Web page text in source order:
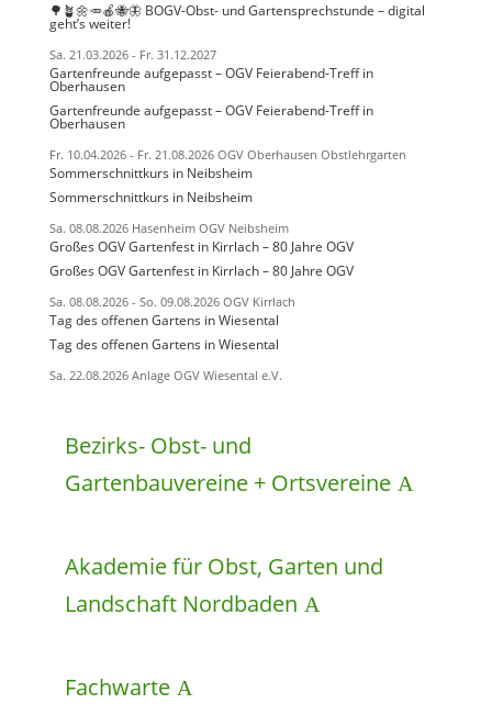
🌳🪴🌼🥕🍎🐝🦋 BOGV-Obst- und Gartensprechstunde – digital
geht’s weiter!
Sa. 21.03.2026- Fr. 31.12.2027
Gartenfreunde aufgepasst – OGV Feierabend-Treff in
Oberhausen
Gartenfreunde aufgepasst – OGV Feierabend-Treff in
Oberhausen
Fr. 10.04.2026- Fr. 21.08.2026 OGV Oberhausen Obstlehrgarten
Sommerschnittkurs in Neibsheim
Sommerschnittkurs in Neibsheim
Sa. 08.08.2026 Hasenheim OGV Neibsheim
Großes OGV Gartenfest in Kirrlach – 80 Jahre OGV
Großes OGV Gartenfest in Kirrlach – 80 Jahre OGV
Sa. 08.08.2026- So. 09.08.2026 OGV Kirrlach
Tag des offenen Gartens in Wiesental
Tag des offenen Gartens in Wiesental
Sa. 22.08.2026 Anlage OGV Wiesental e.V.
Bezirks- Obst- und
Gartenbauvereine + Ortsvereine
Akademie für Obst, Garten und
Landschaft Nordbaden
Fachwarte